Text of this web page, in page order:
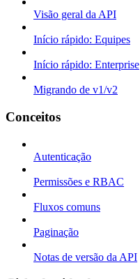
Visão geral da API
Início rápido: Equipes
Início rápido: Enterprise
Migrando de v1/v2
Conceitos
Autenticação
Permissões e RBAC
Fluxos comuns
Paginação
Notas de versão da API